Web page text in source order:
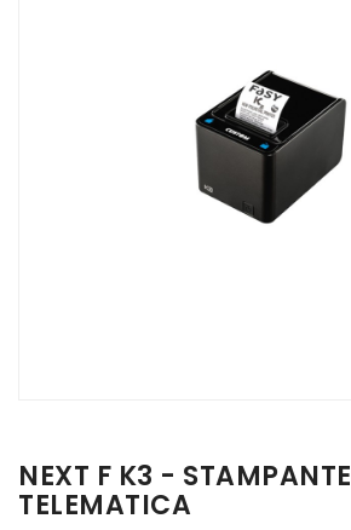
NEXT F K3 -
TELEMATICA